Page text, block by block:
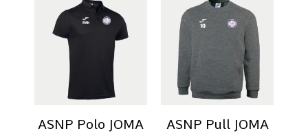
ASNP Polo JOMA
ASNP Pull JOMA